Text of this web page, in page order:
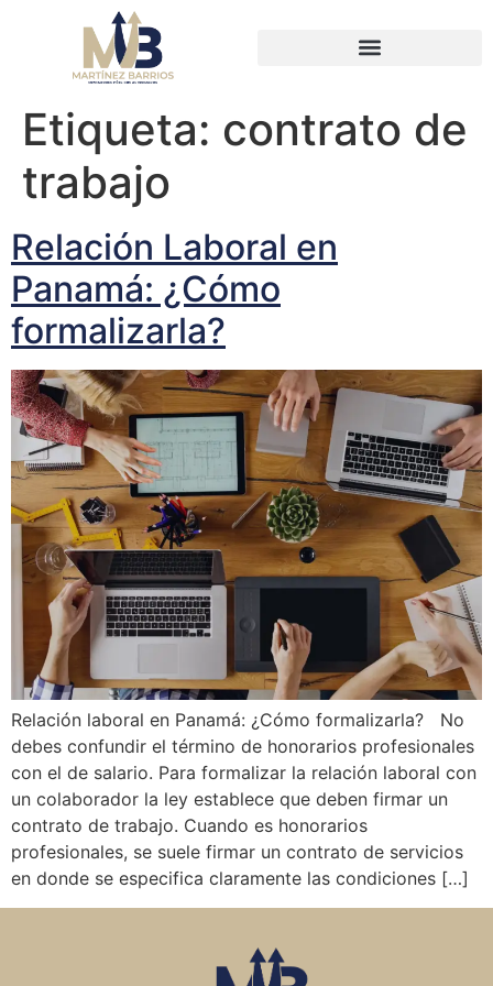
Etiqueta: contrato de
trabajo
Relación Laboral en
Panamá: ¿Cómo
formalizarla?
Relación laboral en Panamá: ¿Cómo formalizarla? No
debes confundir el término de honorarios profesionales
con el de salario. Para formalizar la relación laboral con
un colaborador la ley establece que deben firmar un
contrato de trabajo. Cuando es honorarios
profesionales, se suele firmar un contrato de servicios
en donde se especifica claramente las condiciones […]